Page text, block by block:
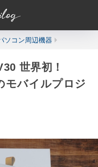
ソコン周辺機器
世界初！
モバイルプロジ